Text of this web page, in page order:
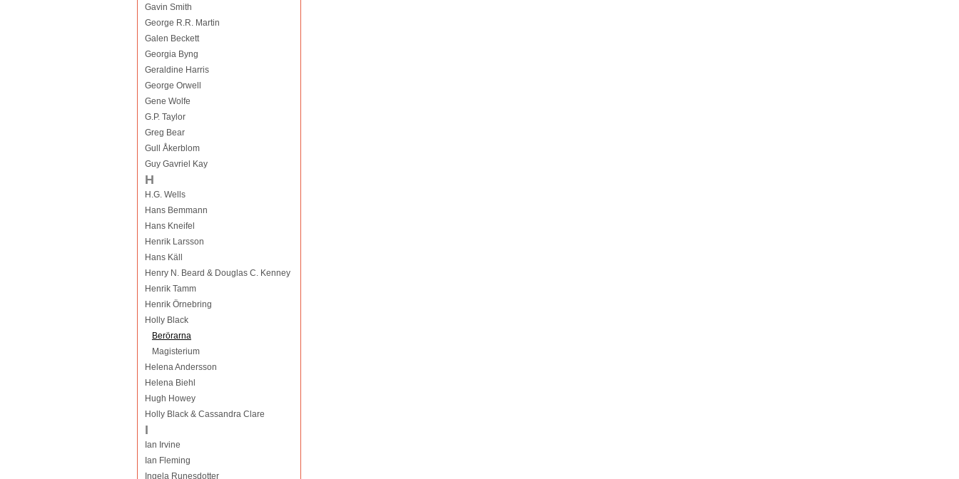
Gavin Smith
George R.R. Martin
Galen Beckett
Georgia Byng
Geraldine Harris
George Orwell
Gene Wolfe
G.P. Taylor
Greg Bear
Gull Åkerblom
Guy Gavriel Kay
H
H.G. Wells
Hans Bemmann
Hans Kneifel
Henrik Larsson
Hans Käll
Henry N. Beard & Douglas C. Kenney
Henrik Tamm
Henrik Örnebring
Holly Black
Berörarna
Magisterium
Helena Andersson
Helena Biehl
Hugh Howey
Holly Black & Cassandra Clare
I
Ian Irvine
Ian Fleming
Ingela Runesdotter